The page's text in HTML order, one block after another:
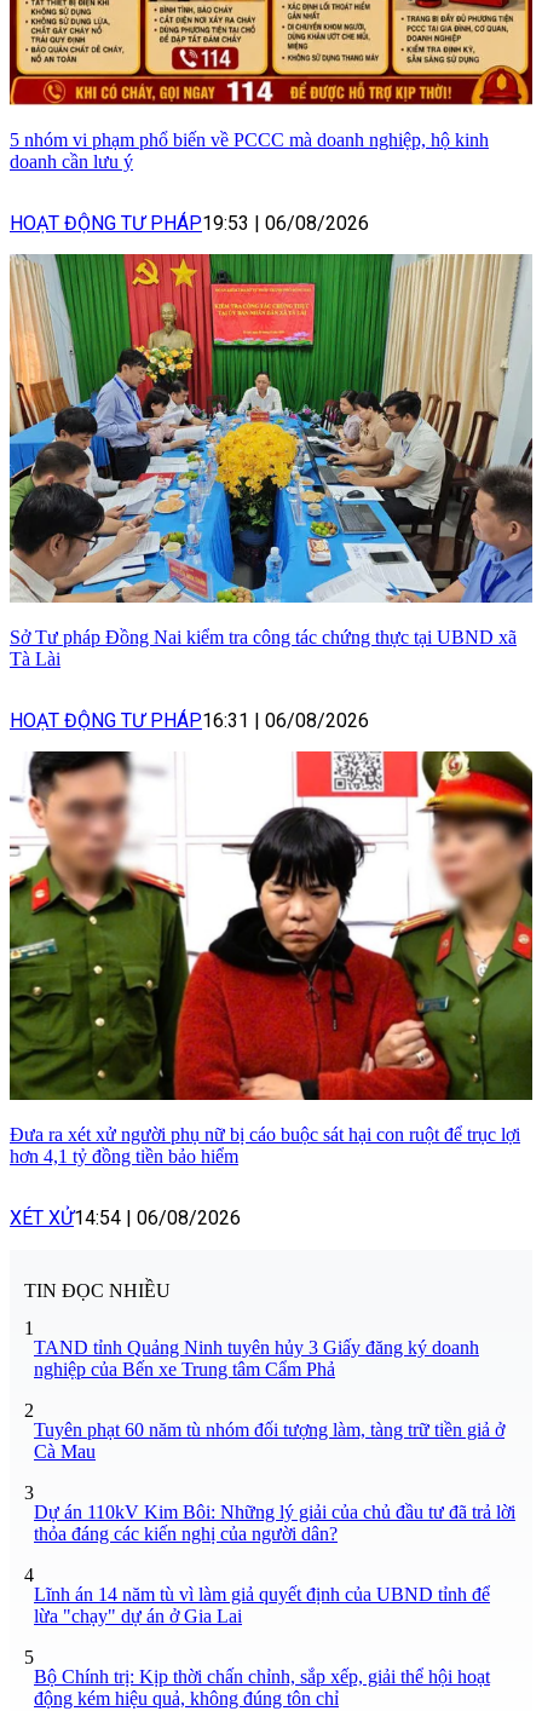
5 nhóm vi phạm phổ biến về PCCC mà doanh nghiệp, hộ kinh
doanh cần lưu ý
HOẠT ĐỘNG TƯ PHÁP19:53 | 06/08/2026
Sở Tư pháp Đồng Nai kiểm tra công tác chứng thực tại UBND xã
Tà Lài
HOẠT ĐỘNG TƯ PHÁP16:31 | 06/08/2026
Đưa ra xét xử người phụ nữ bị cáo buộc sát hại con ruột để trục lợi
hơn 4,1 tỷ đồng tiền bảo hiểm
XÉT XỬ14:54 | 06/08/2026
TIN ĐỌC NHIỀU
1
TAND tỉnh Quảng Ninh tuyên hủy 3 Giấy đăng ký doanh
nghiệp của Bến xe Trung tâm Cẩm Phả
2
Tuyên phạt 60 năm tù nhóm đối tượng làm, tàng trữ tiền giả ở
Cà Mau
3
Dự án 110kV Kim Bôi: Những lý giải của chủ đầu tư đã trả lời
thỏa đáng các kiến nghị của người dân?
4
Lĩnh án 14 năm tù vì làm giả quyết định của UBND tỉnh để
lừa "chạy" dự án ở Gia Lai
5
Bộ Chính trị: Kịp thời chấn chỉnh, sắp xếp, giải thể hội hoạt
động kém hiệu quả, không đúng tôn chỉ